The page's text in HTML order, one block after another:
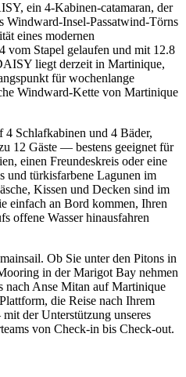
ein 4-Kabinen-catamaran, der
Windward-Insel-Passatwind-Törns
eines modernen
vom Stapel gelaufen und mit 12.8
liegt derzeit in Martinique,
für wochenlange
Windward-Kette von Martinique
Schlafkabinen und 4 Bäder,
12 Gäste — bestens geeignet für
einen Freundeskreis oder eine
und türkisfarbene Lagunen im
Kissen und Decken sind im
einfach an Bord kommen, Ihren
offene Wasser hinausfahren
Ob Sie unter den Pitons in
in der Marigot Bay nehmen
nach Anse Mitan auf Martinique
die Reise nach Ihrem
der Unterstützung unseres
von Check-in bis Check-out.